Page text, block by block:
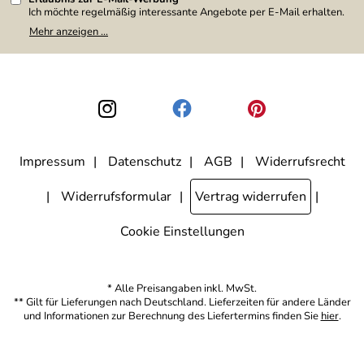
Ich möchte regelmäßig interessante Angebote per E-Mail erhalten.
Meine E-Mail-Adresse wird nicht an andere Unternehmen
weitergegeben. Zu statistischen Zwecken wird in anonymer Form
den Link "Abmelden" am Ende des Newsletters anklicke. Die
Datenschutzerklärung
habe ich zur Kenntnis genommen.
Mehr anzeigen ...
Impressum Datenschutz AGB
Widerrufsrecht
Widerrufsformular
Vertrag widerrufen
Cookie Einstellungen
* Alle Preisangaben inkl. MwSt.
** Gilt für Lieferungen nach Deutschland. Lieferzeiten für andere Länder
und Informationen zur Berechnung des Liefertermins finden Sie hier.